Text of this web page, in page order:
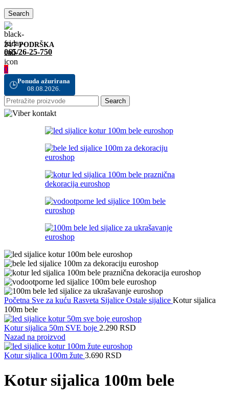
Search
24/7 PODRŠKA
065/26-25-750
0
🕒Ponuda ažurirana
08.08.2026.
Search
Početna Sve za kuću Rasveta Sijalice Ostale sijalice Kotur sijalica
100m bele
Kotur sijalica 50m SVE boje 2.290 RSD
Nazad na proizvod
Kotur sijalica 100m žute 3.690 RSD
Kotur sijalica 100m bele